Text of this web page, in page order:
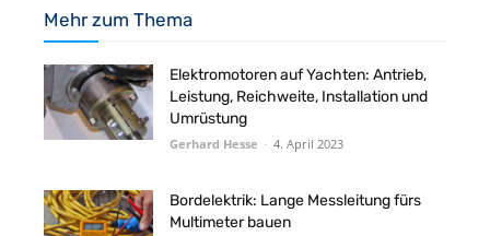
Mehr zum Thema
Elektromotoren auf Yachten: Antrieb,
Leistung, Reichweite, Installation und
Umrüstung
Gerhard Hesse - 4. April 2023
Bordelektrik: Lange Messleitung fürs
Multimeter bauen